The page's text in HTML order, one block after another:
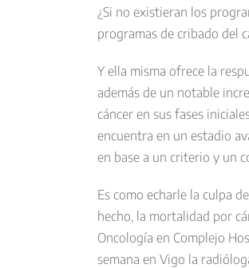
imagen
más
¿Si no existieran los
programas de cribado del
Y ella misma ofrece la
además de un notable
cáncer en sus fases
encuentra en un estadio
en base a un criterio y un
Es como echarle la culpa
hecho, la mortalidad por
Oncología en Complejo
semana en Vigo la